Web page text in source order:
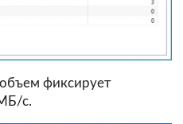
фиксирует
с.